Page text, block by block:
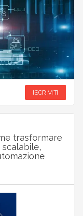
ISCRIVITI
trasformare